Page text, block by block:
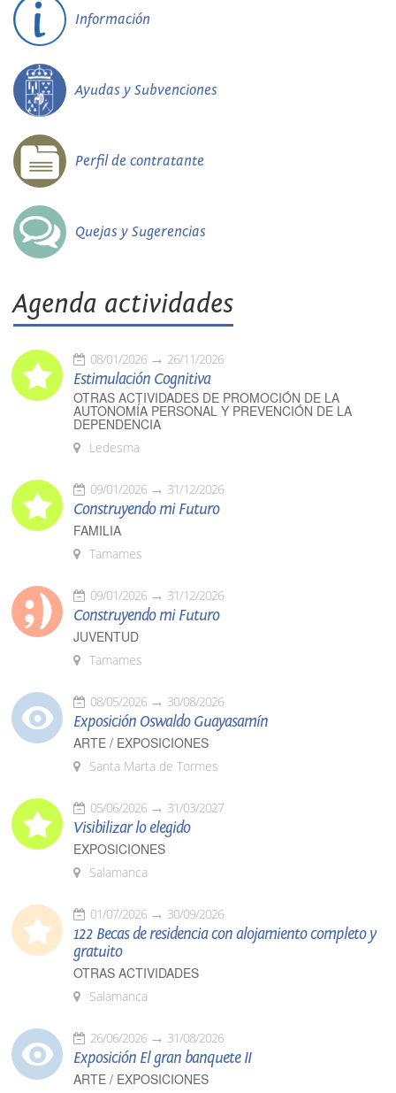
Información
Ayudas y Subvenciones
Perfil de contratante
Quejas y Sugerencias
Agenda actividades
08/01/2026 26/11/2026
Estimulación Cognitiva
OTRAS ACTIVIDADES DE PROMOCIÓN DE LA
AUTONOMÍA PERSONAL Y PREVENCIÓN DE LA
DEPENDENCIA
Ledesma
09/01/2026 31/12/2026
Construyendo mi Futuro
FAMILIA
Tamames
09/01/2026 31/12/2026
Construyendo mi Futuro
JUVENTUD
Tamames
08/05/2026 30/08/2026
Exposición Oswaldo Guayasamín
ARTE / EXPOSICIONES
Santa Marta de Tormes
05/06/2026 31/03/2027
Visibilizar lo elegido
EXPOSICIONES
Salamanca
01/07/2026 30/09/2026
122 Becas de residencia con alojamiento completo y
gratuito
OTRAS ACTIVIDADES
Salamanca
26/06/2026 31/08/2026
Exposición El gran banquete II
ARTE / EXPOSICIONES